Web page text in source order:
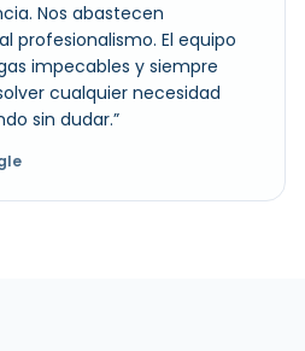
Nos abastecen
profesionalismo. El equipo
impecables y siempre
cualquier necesidad
sin dudar.”